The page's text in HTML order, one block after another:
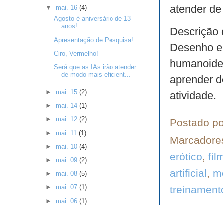
atender
Descrição
Desenho
aprender
atividade.
Postado
erótico,
artificial,
▼ mai. 16 (4)
Agosto é aniversário de 13
anos!
Apresentação de Pesquisa!
Ciro, Vermelho!
Será que as IAs irão atender
de modo mais eficient...
► mai. 15 (2)
► mai. 14 (1)
► mai. 12 (2)
► mai. 11 (1)
► mai. 10 (4)
► mai. 09 (2)
► mai. 08 (5)
► mai. 07 (1)
► mai. 06 (1)